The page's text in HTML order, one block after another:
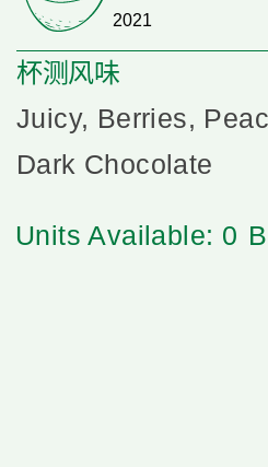
2021
杯测风味
Juicy, Berries,
Dark Chocolate
Units Available: 0